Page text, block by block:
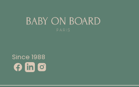
Since 1988